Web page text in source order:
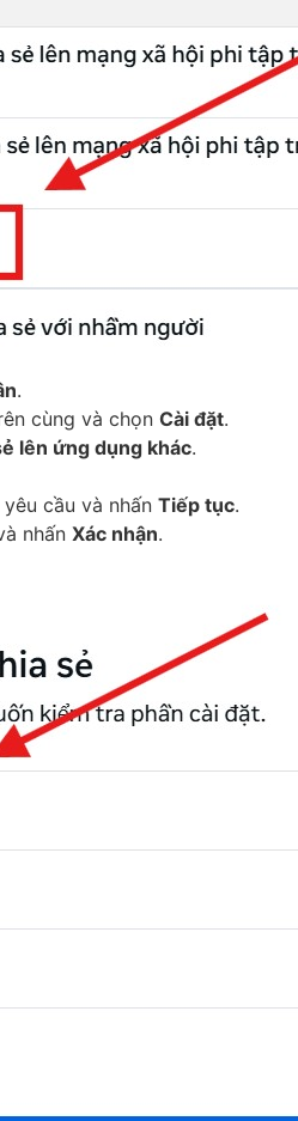
.
cùng và chọn Cài đặt.
lên ứng dụng khác.
cầu và nhấn Tiếp tục.
nhấn Xác nhận.